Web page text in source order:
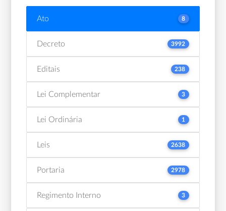
Ato 8
Decreto 3992
Editais 238
Lei Complementar 3
Lei Ordinária 1
Leis 2638
Portaria 2978
Regimento Interno 3